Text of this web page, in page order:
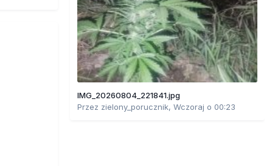
IMG_20260804_221841.jpg
Przez zielony_porucznik, Wczoraj o 00:23